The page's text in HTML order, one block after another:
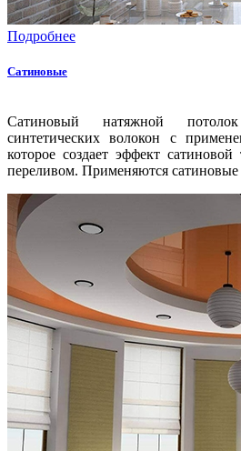
Подробнее
Сатиновые
Сатиновый натяжной
синтетических волокон с
которое создает эффект
переливом. Применяются